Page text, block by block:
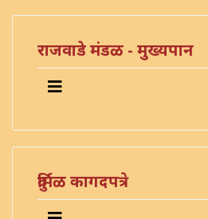
राजवाडे मंडळ - मुख्यपान
दुर्मिळ कागदपत्रे